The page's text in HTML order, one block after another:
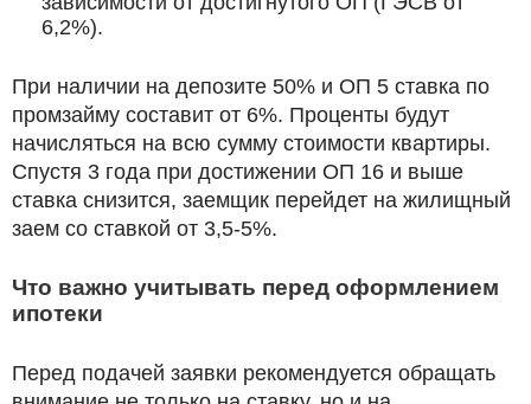
6,2%).
При наличии на депозите 50% и ОП 5 ставка по
промзайму составит от 6%. Проценты будут
начисляться на всю сумму стоимости квартиры.
Спустя 3 года при достижении ОП 16 и выше
ставка снизится, заемщик перейдет на жилищный
заем со ставкой от 3,5-5%.
Что важно учитывать перед оформлением
ипотеки
Перед подачей заявки рекомендуется обращать